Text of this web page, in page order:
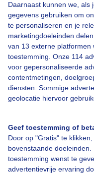
Daarnaast kunnen we, als
gegevens gebruiken om
te personaliseren en je
marketingdoeleinden
van 13 externe platformen
toestemming. Onze 114
voor gepersonaliseerde
contentmetingen,
diensten. Sommige
geolocatie hiervoor
Geef toestemming of
Door op "Gratis" te
bovenstaande
toestemming wenst te
advertentievrije ervaring
Een
Over Buienradar
Veelgestelde vragen
Contact
Toegankelijkheid